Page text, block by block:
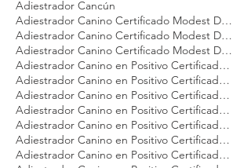
Acompañamiento psicológico tras la pérdida de tu perro Modest Dog Zapopan
Adiestrador Cancún
Adiestrador Canino Certificado Modest Dog Argentina
Adiestrador Canino Certificado Modest Dog México
Adiestrador Canino Certificado Modest Dog Panamá
Adiestrador Canino en Positivo Certificado Modest Dog Argentina
Adiestrador Canino en Positivo Certificado Modest Dog CDMX
Adiestrador Canino en Positivo Certificado Modest Dog Cancún
Adiestrador Canino en Positivo Certificado Modest Dog Dog Brasil
Adiestrador Canino en Positivo Certificado Modest Dog Guadalajara